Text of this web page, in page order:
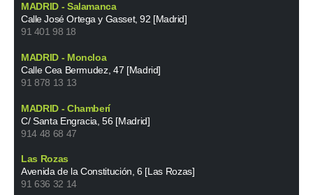
MADRID - Salamanca
Calle José Ortega y Gasset, 92 [Madrid]
91 401 98 18
MADRID - Moncloa
Calle Cea Bermudez, 47 [Madrid]
91 878 13 13
MADRID - Chamberí
C/ Santa Engracia, 56 [Madrid]
914 48 68 47
Las Rozas
Avenida de la Constitución, 6 [Las Rozas]
91 636 32 14